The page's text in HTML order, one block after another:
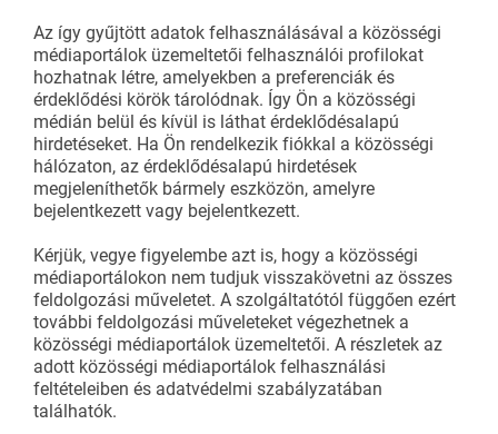
Az így gyűjtött adatok felhasználásával a közösségi
médiaportálok üzemeltetői felhasználói profilokat
hozhatnak létre, amelyekben a preferenciák és
érdeklődési körök tárolódnak. Így Ön a közösségi
médián belül és kívül is láthat érdeklődésalapú
hirdetéseket. Ha Ön rendelkezik fiókkal a közösségi
hálózaton, az érdeklődésalapú hirdetések
megjeleníthetők bármely eszközön, amelyre
bejelentkezett vagy bejelentkezett.
Kérjük, vegye figyelembe azt is, hogy a közösségi
médiaportálokon nem tudjuk visszakövetni az összes
feldolgozási műveletet. A szolgáltatótól függően ezért
további feldolgozási műveleteket végezhetnek a
közösségi médiaportálok üzemeltetői. A részletek az
adott közösségi médiaportálok felhasználási
feltételeiben és adatvédelmi szabályzatában
találhatók.